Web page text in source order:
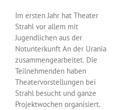
Im ersten Jahr hat Theater
Strahl vor allem mit
Jugendlichen aus der
Notunterkunft An der Urania
zusammengearbeitet. Die
Teilnehmenden haben
Theatervorstellungen bei
Strahl besucht und ganze
Projektwochen organisiert.